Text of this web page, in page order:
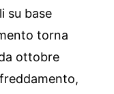
su base
torna
ottobre